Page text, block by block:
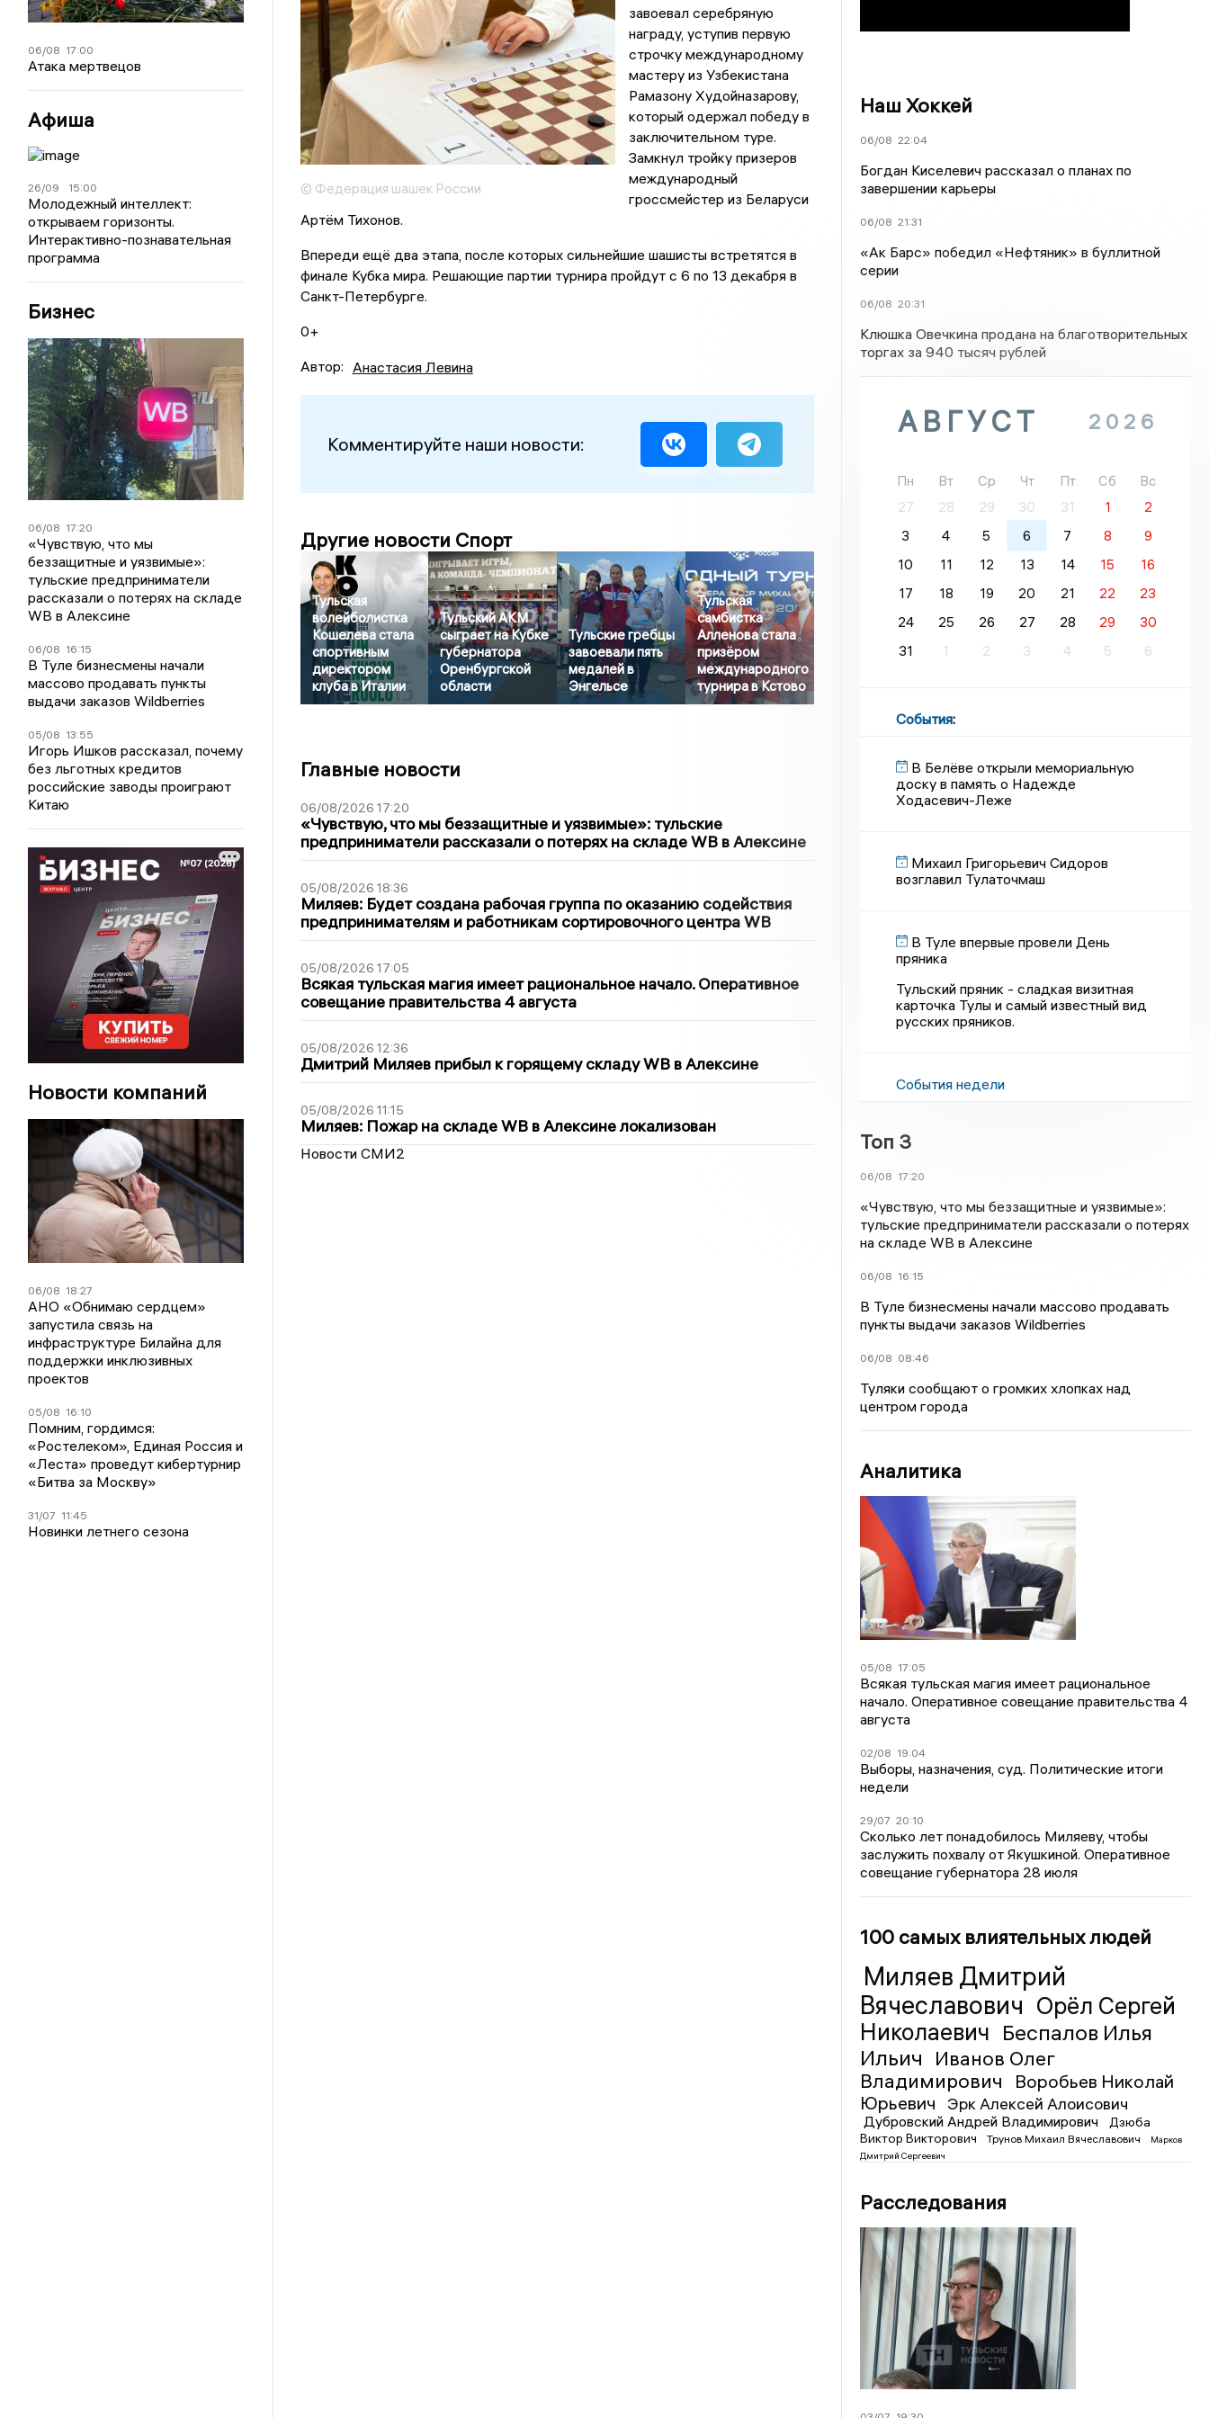
06/08 17:00
Атака мертвецов
Афиша
26/09 15:00
Молодежный интеллект:
открываем горизонты.
Интерактивно-познавательная
программа
Бизнес
06/08 17:20
«Чувствую, что мы
беззащитные и уязвимые»:
тульские предприниматели
рассказали о потерях на складе
WB в Алексине
06/08 16:15
В Туле бизнесмены начали
массово продавать пункты
выдачи заказов Wildberries
05/08 13:55
Игорь Ишков рассказал, почему
без льготных кредитов
российские заводы проиграют
Китаю
Новости компаний
06/08 18:27
АНО «Обнимаю сердцем»
запустила связь на
инфраструктуре Билайна для
поддержки инклюзивных
проектов
05/08 16:10
Помним, гордимся:
«Ростелеком», Единая Россия и
«Леста» проведут кибертурнир
«Битва за Москву»
31/07 11:45
Новинки летнего сезона
© Федерация шашек России
завоевал серебряную
награду, уступив первую
строчку международному
мастеру из Узбекистана
Рамазону Худойназарову,
который одержал победу в
заключительном туре.
Замкнул тройку призеров
международный
гроссмейстер из Беларуси
Артём Тихонов.
Впереди ещё два этапа, после которых сильнейшие шашисты встретятся в
финале Кубка мира. Решающие партии турнира пройдут с 6 по 13 декабря в
Санкт-Петербурге.
0+
Автор: Анастасия Левина
Комментируйте наши новости:
Другие новости Спорт
Тульская
волейболистка
Кошелева стала
спортивным
директором
клуба в Италии
Тульский АКМ
сыграет на Кубке
губернатора
Оренбургской
области
Тульские гребцы
завоевали пять
медалей в
Энгельсе
Тульская
самбистка
Алленова стала
призёром
международного
турнира в Кстово
Главные новости
06/08/2026 17:20
«Чувствую, что мы беззащитные и уязвимые»: тульские
предприниматели рассказали о потерях на складе WB в Алексине
05/08/2026 18:36
Миляев: Будет создана рабочая группа по оказанию содействия
предпринимателям и работникам сортировочного центра WB
05/08/2026 17:05
Всякая тульская магия имеет рациональное начало. Оперативное
совещание правительства 4 августа
05/08/2026 12:36
Дмитрий Миляев прибыл к горящему складу WB в Алексине
05/08/2026 11:15
Миляев: Пожар на складе WB в Алексине локализован
Новости СМИ2
Наш Хоккей
06/08 22:04
Богдан Киселевич рассказал о планах по
завершении карьеры
06/08 21:31
«Ак Барс» победил «Нефтяник» в буллитной
серии
06/08 20:31
Клюшка Овечкина продана на благотворительных
торгах за 940 тысяч рублей
АВГУСТ 2026
Пн Вт Ср Чт Пт Сб
Вс
27
28 29 30 31 1
2
3
4 5 6 7 8
9
10
11 12 13 14 15
16
17
18 19 20 21 22
23
24
25 26 27 28 29
30
31
1 2 3 4 5 6
События:
В Белёве открыли мемориальную
доску в память о Надежде
Ходасевич-Леже
Михаил Григорьевич Сидоров
возглавил Тулаточмаш
В Туле впервые провели День
пряника
Тульский пряник - сладкая визитная
карточка Тулы и самый известный вид
русских пряников.
События недели
Топ 3
06/08 17:20
«Чувствую, что мы беззащитные и уязвимые»:
тульские предприниматели рассказали о потерях
на складе WB в Алексине
06/08 16:15
В Туле бизнесмены начали массово продавать
пункты выдачи заказов Wildberries
06/08 08:46
Туляки сообщают о громких хлопках над
центром города
Аналитика
05/08 17:05
Всякая тульская магия имеет рациональное
начало. Оперативное совещание правительства 4
августа
02/08 19:04
Выборы, назначения, суд. Политические итоги
недели
29/07 20:10
Сколько лет понадобилось Миляеву, чтобы
заслужить похвалу от Якушкиной. Оперативное
совещание губернатора 28 июля
100 самых влиятельных людей
Миляев Дмитрий
Вячеславович Орёл Сергей
Николаевич Беспалов Илья
Ильич
Иванов Олег
Владимирович
Воробьев Николай
Юрьевич
Эрк Алексей Алоисович
Дубровский Андрей Владимирович
Дзюба
Виктор Викторович
Трунов Михаил Вячеславович
Марков
Дмитрий Сергеевич
Расследования